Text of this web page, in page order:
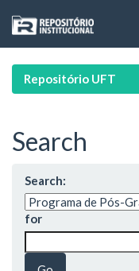
navigation
Repositório UFT
Search
Search:
for